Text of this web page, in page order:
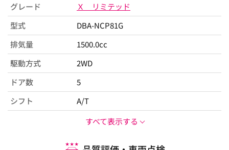
グレード
Ｘ リミテッド
型式
DBA-NCP81G
排気量
1500.0cc
駆動方式
2WD
ドア数
5
シフト
A/T
すべて表示する